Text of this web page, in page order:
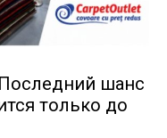
шанс
только до